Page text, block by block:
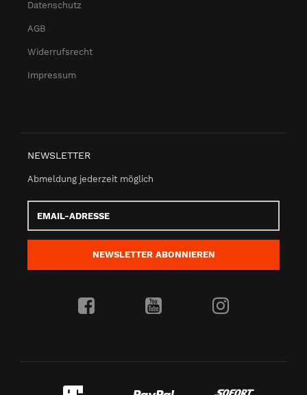
Datenschutz
AGB
Widerrufsrecht
Impressum
NEWSLETTER
Abmeldung jederzeit möglich
Adresse
NEWSLETTER ABONNIEREN